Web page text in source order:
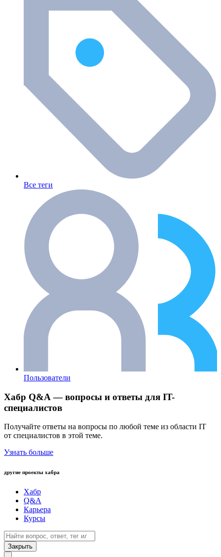
Все теги
Пользователи
Хабр Q&A — вопросы и ответы для IT-
специалистов
Получайте ответы на вопросы по любой теме из области IT
от специалистов в этой теме.
Узнать больше
другие проекты хабра
Хабр
Q&A
Карьера
Курсы
Закрыть